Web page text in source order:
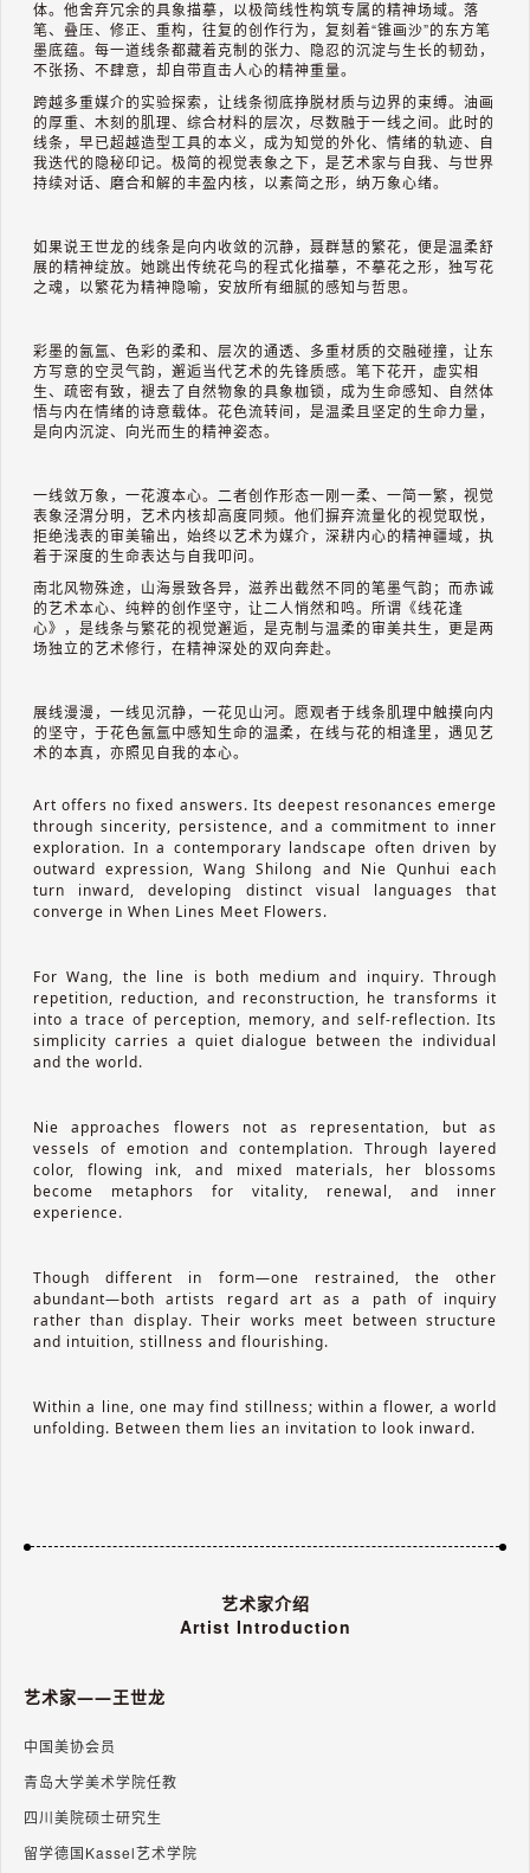
体。他舍弃冗余的具象描摹，以极简线性构筑专属的精神场域。落
笔、叠压、修正、重构，往复的创作行为，复刻着“锥画沙”的东方笔
墨底蕴。每一道线条都藏着克制的张力、隐忍的沉淀与生长的韧劲，
不张扬、不肆意，却自带直击人心的精神重量。
跨越多重媒介的实验探索，让线条彻底挣脱材质与边界的束缚。油画
的厚重、木刻的肌理、综合材料的层次，尽数融于一线之间。此时的
线条，早已超越造型工具的本义，成为知觉的外化、情绪的轨迹、自
我迭代的隐秘印记。极简的视觉表象之下，是艺术家与自我、与世界
持续对话、磨合和解的丰盈内核，以素简之形，纳万象心绪。
如果说王世龙的线条是向内收敛的沉静，聂群慧的繁花，便是温柔舒
展的精神绽放。她跳出传统花鸟的程式化描摹，不摹花之形，独写花
之魂，以繁花为精神隐喻，安放所有细腻的感知与哲思。
彩墨的氤氲、色彩的柔和、层次的通透、多重材质的交融碰撞，让东
方写意的空灵气韵，邂逅当代艺术的先锋质感。笔下花开，虚实相
生、疏密有致，褪去了自然物象的具象枷锁，成为生命感知、自然体
悟与内在情绪的诗意载体。花色流转间，是温柔且坚定的生命力量，
是向内沉淀、向光而生的精神姿态。
一线敛万象，一花渡本心。二者创作形态一刚一柔、一简一繁，视觉
表象泾渭分明，艺术内核却高度同频。他们摒弃流量化的视觉取悦，
拒绝浅表的审美输出，始终以艺术为媒介，深耕内心的精神疆域，执
着于深度的生命表达与自我叩问。
南北风物殊途，山海景致各异，滋养出截然不同的笔墨气韵；而赤诚
的艺术本心、纯粹的创作坚守，让二人悄然和鸣。所谓《线花逢
心》，是线条与繁花的视觉邂逅，是克制与温柔的审美共生，更是两
场独立的艺术修行，在精神深处的双向奔赴。
展线漫漫，一线见沉静，一花见山河。愿观者于线条肌理中触摸向内
的坚守，于花色氤氲中感知生命的温柔，在线与花的相逢里，遇见艺
术的本真，亦照见自我的本心。
Art offers no fixed answers. Its deepest resonances emerge
through sincerity, persistence, and a commitment to inner
exploration. In a contemporary landscape often driven by
outward expression, Wang Shilong and Nie Qunhui each
turn inward, developing distinct visual languages that
converge in When Lines Meet Flowers.
For Wang, the line is both medium and inquiry. Through
repetition, reduction, and reconstruction, he transforms it
into a trace of perception, memory, and self-reflection. Its
simplicity carries a quiet dialogue between the individual
and the world.
Nie approaches flowers not as representation, but as
vessels of emotion and contemplation. Through layered
color, flowing ink, and mixed materials, her blossoms
become metaphors for vitality, renewal, and inner
experience.
Though different in form—one restrained, the other
abundant—both artists regard art as a path of inquiry
rather than display. Their works meet between structure
and intuition, stillness and flourishing.
Within a line, one may find stillness; within a flower, a world
unfolding. Between them lies an invitation to look inward.
艺术家介绍
Artist Introduction
艺术家——王世龙
中国美协会员
青岛大学美术学院任教
四川美院硕士研究生
留学德国Kassel艺术学院